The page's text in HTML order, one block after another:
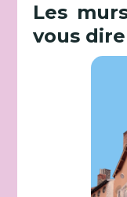
Les
vous